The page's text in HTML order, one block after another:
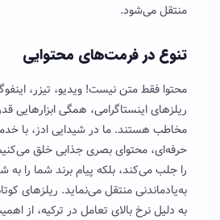
منتقل می‌شود.
تنوع در فرمت‌های محتوایی
محتوا فقط متن نیست! ویدیو، تیزر،
ریلزهای اینستاگرامی، همگی ابزارهایی
مخاطب هستند. ما در شیدایی ادز، با
حرفه‌ای، محتوای بصری جذابی خلق
را جلب می‌کند، بلکه پیام برند شما را به
به‌یادماندنی منتقل می‌نماید. ریلزهای
به دلیل نرخ بالای تعامل در ترکیه، از